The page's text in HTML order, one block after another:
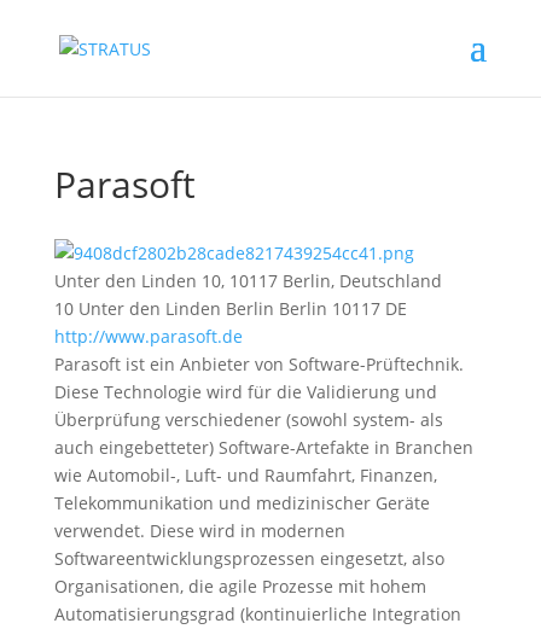
Parasoft
Unter den Linden 10, 10117 Berlin, Deutschland
10 Unter den Linden Berlin Berlin 10117 DE
http://www.parasoft.de
Parasoft ist ein Anbieter von Software-Prüftechnik.
Diese Technologie wird für die Validierung und
Überprüfung verschiedener (sowohl system- als
auch eingebetteter) Software-Artefakte in Branchen
wie Automobil-, Luft- und Raumfahrt, Finanzen,
Telekommunikation und medizinischer Geräte
verwendet. Diese wird in modernen
Softwareentwicklungsprozessen eingesetzt, also
Organisationen, die agile Prozesse mit hohem
Automatisierungsgrad (kontinuierliche Integration